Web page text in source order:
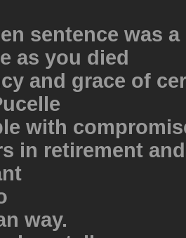
sentence was
as you died
and grace of
with
in retirement
way.